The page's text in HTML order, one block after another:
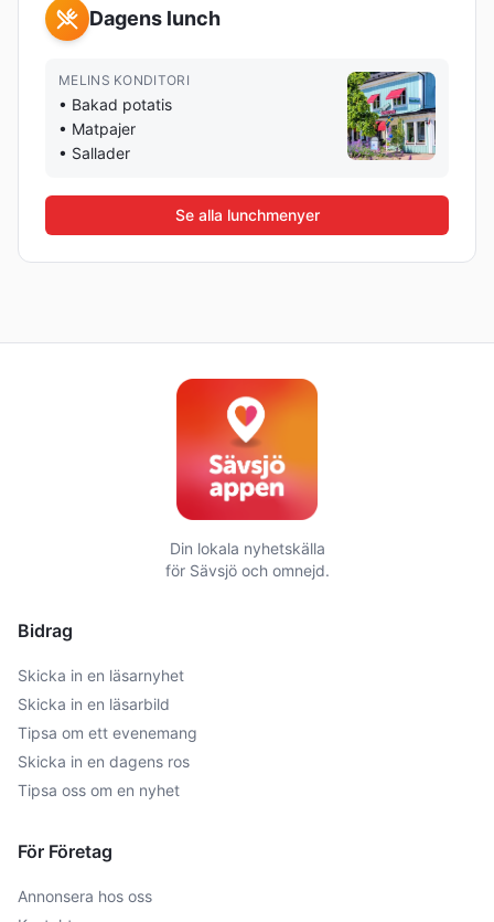
Dagens lunch
MELINS KONDITORI
• Bakad potatis
• Matpajer
• Sallader
Se alla lunchmenyer
Din lokala nyhetskälla
för Sävsjöoch omnejd.
Bidrag
Skicka in en läsarnyhet
Skicka in en läsarbild
Tipsa om ett evenemang
Skicka in en dagens ros
Tipsa oss om en nyhet
För Företag
Annonsera hos oss